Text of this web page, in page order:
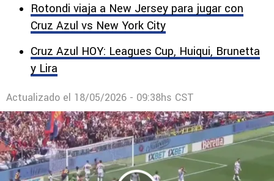
Rotondi viaja a New Jersey para jugar con
Cruz Azul vs New York City
Cruz Azul HOY: Leagues Cup, Huiqui, Brunetta
y Lira
Actualizado el 18/05/2026 - 09:38hs CST